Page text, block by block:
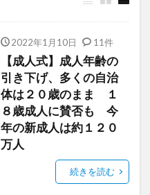
2022年1月10日 11件
【成人式】成人年齢の
引き下げ、多くの自治
体は２０歳のまま １
８歳成人に賛否も 今
年の新成人は約１２０
万人
続きを読む